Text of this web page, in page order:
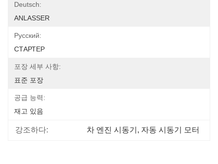
Deutsch:
ANLASSER
Pусский:
СТАРТЕР
포장 세부 사항:
표준 포장
공급 능력:
재고 있음
강조하다: 차 엔진 시동기 , 자동 시동기 모터